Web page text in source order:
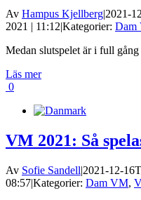
Av Hampus Kjellberg|2021-
2021 | 11:12|Kategorier: Dam
Medan slutspelet är i full
Läs mer
0
VM 2021: Så
Av Sofie Sandell|2021-12-
08:57|Kategorier: Dam VM,